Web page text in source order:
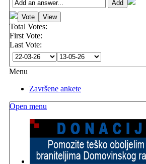
Total Votes:
First Vote:
Last Vote:
Menu
Završene ankete
Open menu